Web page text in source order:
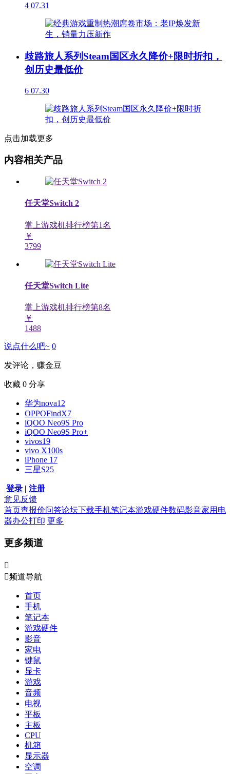
4 07.31
歧路旅人系列Steam国区永久降价+限时折扣，
创历史最低价
6 07.30
点击加载更多
内容相关产品
任天堂Switch 2
掌上游戏机排行榜第1名
￥
3799
任天堂Switch Lite
掌上游戏机排行榜第8名
￥
1488
说点什么吧~ 0
发评论，赚金豆
收藏 0 分享
华为nova12
OPPOFindX7
iQOO Neo9S Pro
iQOO Neo9S Pro+
vivos19
vivo X100s
iPhone 17
三星S25
登录 | 注册
意见反馈
首页查报价问答论坛下载手机笔记本游戏硬件数码影音家用电
器办公打印 更多
更多频道

频道导航
首页
手机
笔记本
游戏硬件
影音
家电
键鼠
显卡
游戏
音频
电视
平板
主板
CPU
机箱
显示器
空调